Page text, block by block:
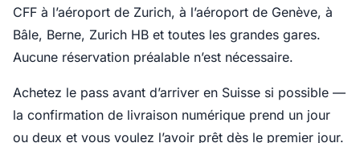
CFF à l’aéroport de Zurich, à l’aéroport de Genève, à
Bâle, Berne, Zurich HB et toutes les grandes gares.
Aucune réservation préalable n’est nécessaire.
Achetez le pass avant d’arriver en Suisse si possible —
la confirmation de livraison numérique prend un jour
ou deux et vous voulez l’avoir prêt dès le premier jour.